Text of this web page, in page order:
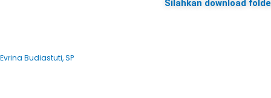
Silahkan download
Evrina Budiastuti, SP